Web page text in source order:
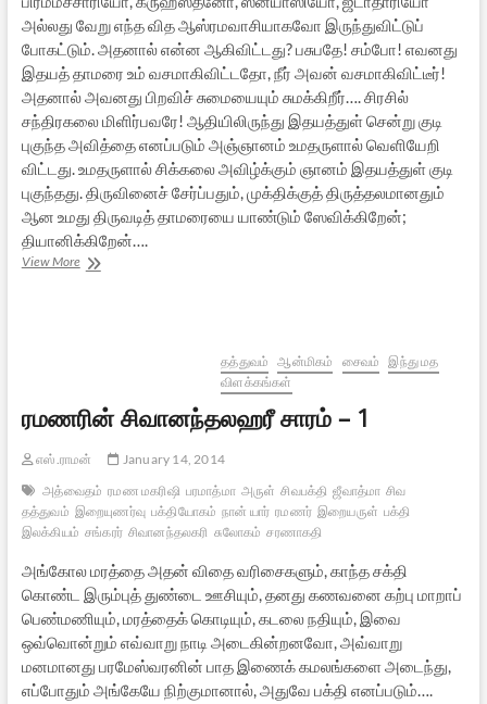
அல்லது வேறு எந்த வித ஆஸ்ரமவாசியாகவோ இருந்துவிட்டுப்
போகட்டும். அதனால் என்ன ஆகிவிட்டது? பசுபதே! சம்போ! எவனது
இதயத் தாமரை உம் வசமாகிவிட்டதோ, நீர் அவன் வசமாகிவிட்டீர்!
அதனால் அவனது பிறவிச் சுமையையும் சுமக்கிறீர்…. சிரசில்
சந்திரகலை மிளிர்பவரே! ஆதியிலிருந்து இதயத்துள் சென்று குடி
புகுந்த அவித்தை எனப்படும் அஞ்ஞானம் உமதருளால் வெளியேறி
விட்டது. உமதருளால் சிக்கலை அவிழ்க்கும் ஞானம் இதயத்துள் குடி
புகுந்தது. திருவினைச் சேர்ப்பதும், முக்திக்குத் திருத்தலமானதும்
ஆன உமது திருவடித் தாமரையை யாண்டும் ஸேவிக்கிறேன்;
தியானிக்கிறேன்….
View Moreரமணரின்
தத்துவம்
ஆன்மிகம் சைவம்
இந்து மத
விளக்கங்கள்
ரமணரின் சிவானந்தலஹரீ சாரம் – 1
எஸ்.ராமன்
January 14, 2014
அத்வைதம் ரமண மகரிஷி பரமாத்மா அருள் சிவபக்தி ஜீவாத்மா சிவ
தத்துவம் இறையுணர்வு பக்தியோகம் நான் யார் ரமணர் இறையருள் பக்தி
இலக்கியம் சங்கரர் சிவானந்தலகரி சுலோகம் சரணாகதி
அங்கோல மரத்தை அதன் விதை வரிசைகளும், காந்த சக்தி
கொண்ட இரும்புத் துண்டை ஊசியும், தனது கணவனை கற்பு மாறாப்
பெண்மணியும், மரத்தைக் கொடியும், கடலை நதியும், இவை
ஒவ்வொன்றும் எவ்வாறு நாடி அடைகின்றனவோ, அவ்வாறு
மனமானது பரமேஸ்வரனின் பாத இணைக் கமலங்களை அடைந்து,
எப்போதும் அங்கேயே நிற்குமானால், அதுவே பக்தி எனப்படும்….